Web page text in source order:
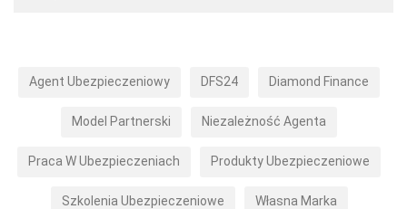
Agent Ubezpieczeniowy DFS24 Diamond Finance
Model Partnerski Niezależność Agenta
Praca W Ubezpieczeniach Produkty Ubezpieczeniowe
Szkolenia Ubezpieczeniowe Własna Marka